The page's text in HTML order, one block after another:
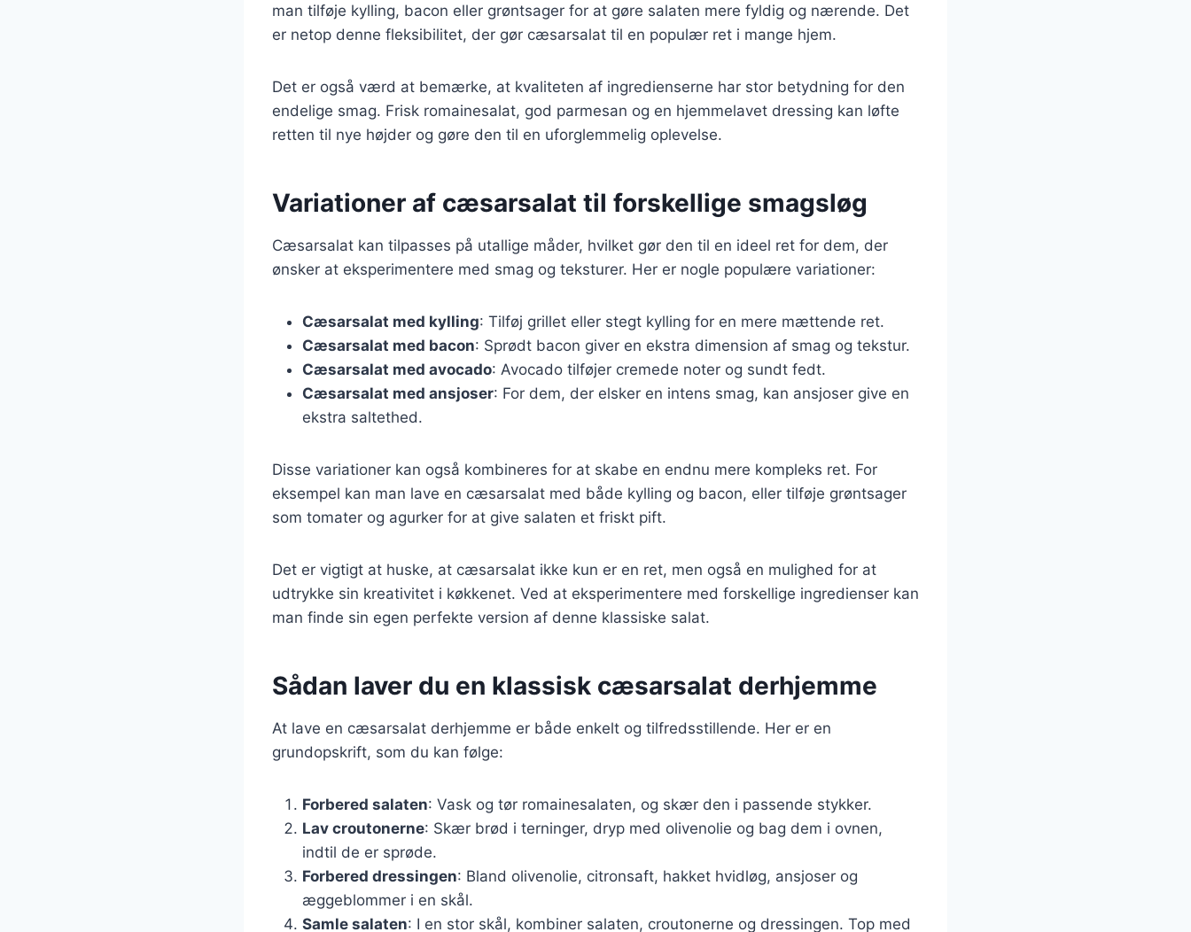
man tilføje kylling, bacon eller grøntsager for at gøre salaten mere fyldig og nærende. Det
er netop denne fleksibilitet, der gør cæsarsalat til en populær ret i mange hjem.
Det er også værd at bemærke, at kvaliteten af ingredienserne har stor betydning for den
endelige smag. Frisk romainesalat, god parmesan og en hjemmelavet dressing kan løfte
retten til nye højder og gøre den til en uforglemmelig oplevelse.
Variationer af cæsarsalat til forskellige smagsløg
Cæsarsalat kan tilpasses på utallige måder, hvilket gør den til en ideel ret for dem, der
ønsker at eksperimentere med smag og teksturer. Her er nogle populære variationer:
Cæsarsalat med kylling: Tilføj grillet eller stegt kylling for en mere mættende ret.
Cæsarsalat med bacon: Sprødt bacon giver en ekstra dimension af smag og tekstur.
Cæsarsalat med avocado: Avocado tilføjer cremede noter og sundt fedt.
Cæsarsalat med ansjoser: For dem, der elsker en intens smag, kan ansjoser give en
ekstra saltethed.
Disse variationer kan også kombineres for at skabe en endnu mere kompleks ret. For
eksempel kan man lave en cæsarsalat med både kylling og bacon, eller tilføje grøntsager
som tomater og agurker for at give salaten et friskt pift.
Det er vigtigt at huske, at cæsarsalat ikke kun er en ret, men også en mulighed for at
udtrykke sin kreativitet i køkkenet. Ved at eksperimentere med forskellige ingredienser kan
man finde sin egen perfekte version af denne klassiske salat.
Sådan laver du en klassisk cæsarsalat derhjemme
At lave en cæsarsalat derhjemme er både enkelt og tilfredsstillende. Her er en
grundopskrift, som du kan følge:
Forbered salaten: Vask og tør romainesalaten, og skær den i passende stykker.
Lav croutonerne: Skær brød i terninger, dryp med olivenolie og bag dem i ovnen,
indtil de er sprøde.
Forbered dressingen: Bland olivenolie, citronsaft, hakket hvidløg, ansjoser og
æggeblommer i en skål.
Samle salaten: I en stor skål, kombiner salaten, croutonerne og dressingen. Top med